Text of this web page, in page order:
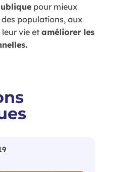
pour mieux
populations, aux
vie et améliorer les